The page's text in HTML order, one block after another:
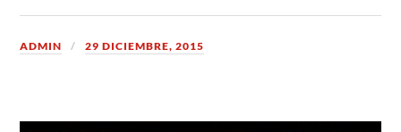
ADMIN 29 DICIEMBRE, 2015